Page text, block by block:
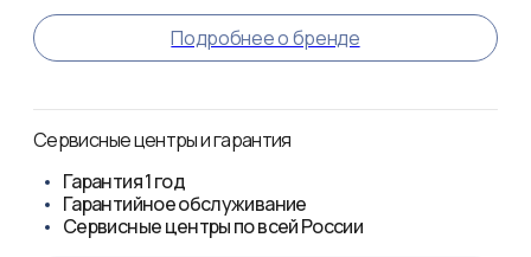
Подробнее о бренде
Сервисные центры и гарантия
Гарантия1 год
Гарантийное обслуживание
Сервисные центры по всей России